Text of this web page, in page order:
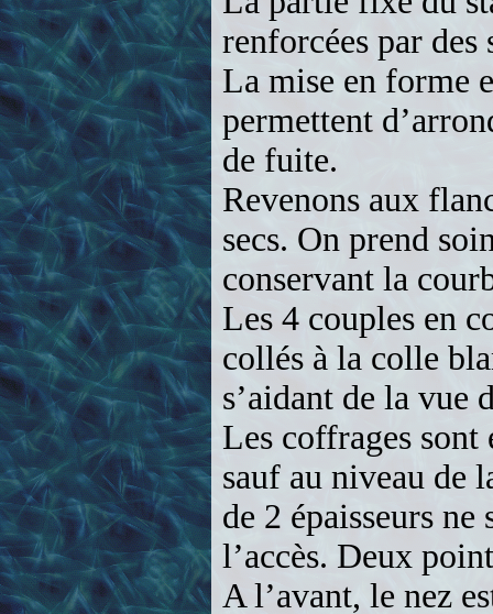
Les 4 couples en
collés à la colle
s’aidant de la vue
Les coffrages sont
sauf au niveau de
de 2 épaisseurs
l’accès. Deux
A l’avant, le nez
balsa pour former
Un ponçage
L’arrière du
glisser la poutre
tard, lorsque l’aile
équerrage.